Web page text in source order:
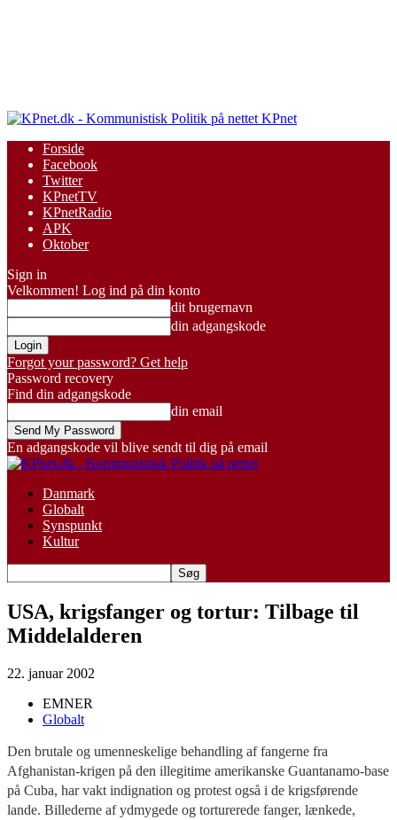
KPnet
Forside
Facebook
Twitter
KPnetTV
KPnetRadio
APK
Oktober
Sign in
Velkommen! Log ind på din konto
dit brugernavn
din adgangskode
Forgot your password? Get help
Password recovery
Find din adgangskode
din email
En adgangskode vil blive sendt til dig på email
Danmark
Globalt
Synspunkt
Kultur
USA, krigsfanger og tortur: Tilbage til
Middelalderen
22. januar 2002
EMNER
Globalt
Den brutale og umenneskelige behandling af fangerne fra
Afghanistan-krigen på den illegitime amerikanske Guantanamo-base
på Cuba, har vakt indignation og protest også i de krigsførende
lande. Billederne af ydmygede og torturerede fanger, lænkede,